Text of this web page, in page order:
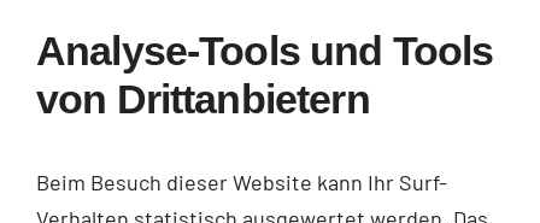
Analyse-Tools und Tools
von Dritt­anbietern
Beim Besuch dieser Website kann Ihr Surf-